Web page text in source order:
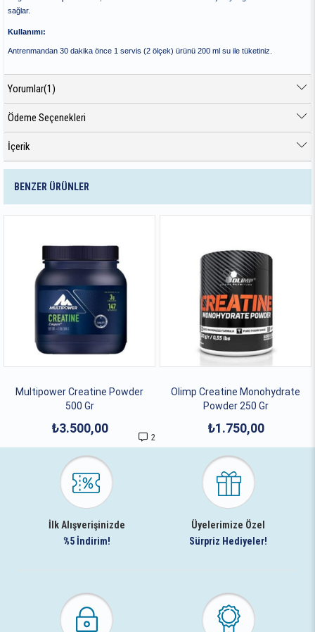
sağlar.
Kullanımı:
Antrenmandan 30 dakika önce 1 servis (2 ölçek) ürünü 200 ml su ile tüketiniz.
Yorumlar(1)
Ödeme Seçenekleri
İçerik
BENZER ÜRÜNLER
Multipower Creatine Powder
500 Gr
2
₺3.500,00
Olimp Creatine Monohydrate
Powder 250 Gr
₺1.750,00
İlk Alışverişinizde
%5 İndirim!
Üyelerimize Özel
Sürpriz Hediyeler!